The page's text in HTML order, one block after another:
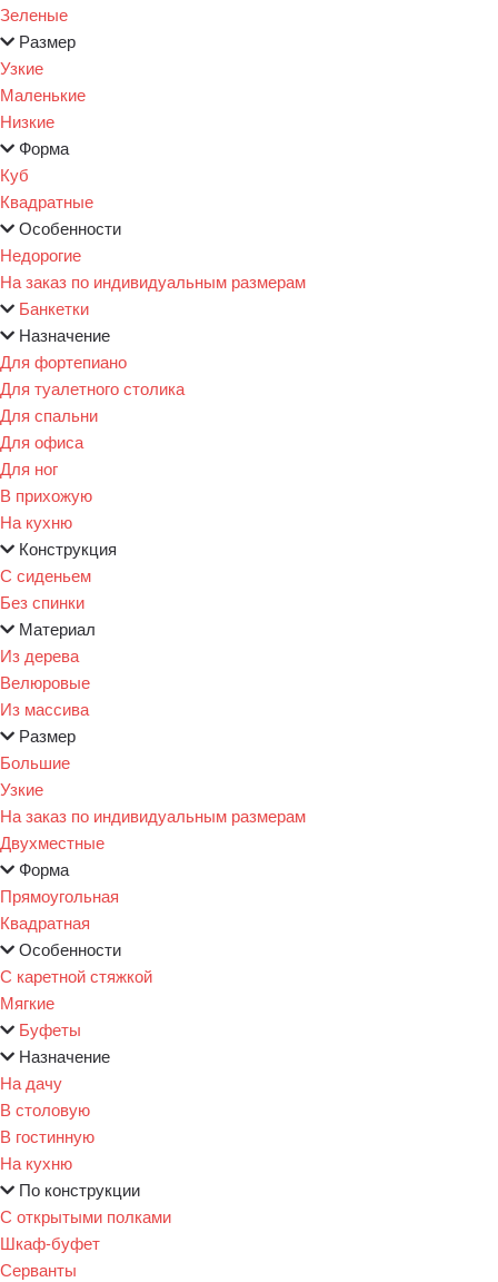
Зеленые
Размер
Узкие
Маленькие
Низкие
Форма
Куб
Квадратные
Особенности
Недорогие
На заказ по индивидуальным размерам
Банкетки
Назначение
Для фортепиано
Для туалетного столика
Для спальни
Для офиса
Для ног
В прихожую
На кухню
Конструкция
С сиденьем
Без спинки
Материал
Из дерева
Велюровые
Из массива
Размер
Большие
Узкие
На заказ по индивидуальным размерам
Двухместные
Форма
Прямоугольная
Квадратная
Особенности
С каретной стяжкой
Мягкие
Буфеты
Назначение
На дачу
В столовую
В гостинную
На кухню
По конструкции
С открытыми полками
Шкаф-буфет
Серванты